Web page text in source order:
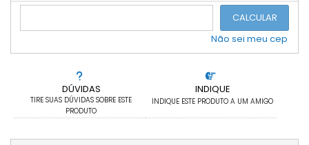
DÚVIDAS
TIRE SUAS DÚVIDAS SOBRE ESTE
PRODUTO
INDIQUE
INDIQUE ESTE PRODUTO A UM AMIGO
CALCULAR
Não sei meu cep